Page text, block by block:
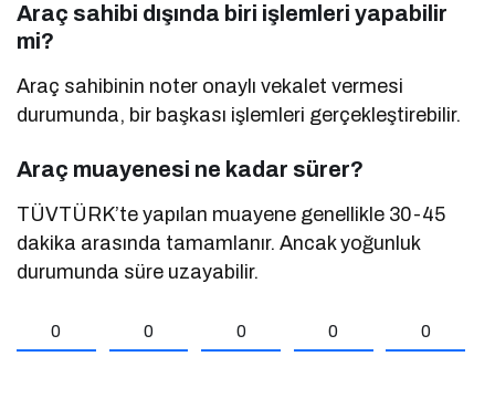
Araç sahibi dışında biri işlemleri yapabilir
mi?
Araç sahibinin noter onaylı vekalet vermesi
durumunda, bir başkası işlemleri gerçekleştirebilir.
Araç muayenesi ne kadar sürer?
TÜVTÜRK’te yapılan muayene genellikle 30-45
dakika arasında tamamlanır. Ancak yoğunluk
durumunda süre uzayabilir.
0 0 0 0 0